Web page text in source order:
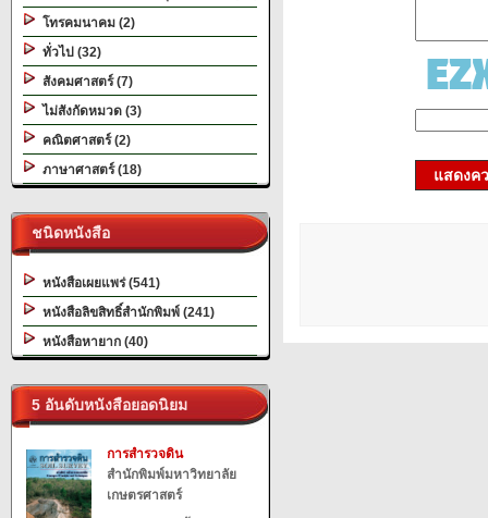
โทรคมนาคม (2)
ทั่วไป (32)
สังคมศาสตร์ (7)
ไม่สังกัดหมวด (3)
คณิตศาสตร์ (2)
ภาษาศาสตร์ (18)
ชนิดหนังสือ
หนังสือเผยแพร่ (541)
หนังสือลิขสิทธิ์สำนักพิมพ์ (241)
หนังสือหายาก (40)
5 อันดับหนังสือยอดนิยม
การสำรวจดิน
สำนักพิมพ์มหาวิทยาลัย
เกษตรศาสตร์
แสดงค